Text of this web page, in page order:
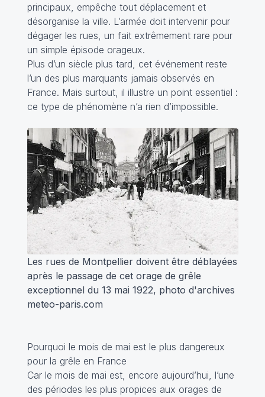
principaux, empêche tout déplacement et
désorganise la ville. L’armée doit intervenir pour
dégager les rues, un fait extrêmement rare pour
un simple épisode orageux.
Plus d’un siècle plus tard, cet événement reste
l’un des plus marquants jamais observés en
France. Mais surtout, il illustre un point essentiel :
ce type de phénomène n’a rien d’impossible.
Les rues de Montpellier doivent être déblayées
après le passage de cet orage de grêle
exceptionnel du 13 mai 1922, photo d'archives
meteo-paris.com
Pourquoi le mois de mai est le plus dangereux
pour la grêle en France
Car le mois de mai est, encore aujourd’hui, l’une
des périodes les plus propices aux orages de